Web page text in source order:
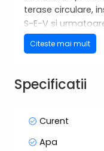
terase circulare,
S-E-V si
- primul nivel:
dormitoare (din
fiecare incapere
- al 2-lea nivel:
generoasa, cu o
Citeste mai mult
Specificatii
Curent
Apa